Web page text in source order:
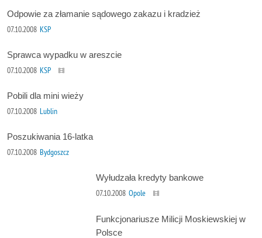
Odpowie za złamanie sądowego zakazu i kradzież
07.10.2008 KSP
Sprawca wypadku w areszcie
07.10.2008 KSP
Pobili dla mini wieży
07.10.2008 Lublin
Poszukiwania 16-latka
07.10.2008 Bydgoszcz
Wyłudzała kredyty bankowe
07.10.2008 Opole
Funkcjonariusze Milicji Moskiewskiej w
Polsce